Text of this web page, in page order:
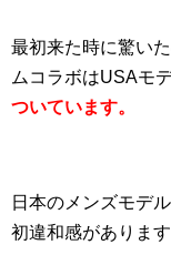
最初来た時に驚い
ムコラボはUSAモ
ついています。
日本のメンズモデ
初違和感があります